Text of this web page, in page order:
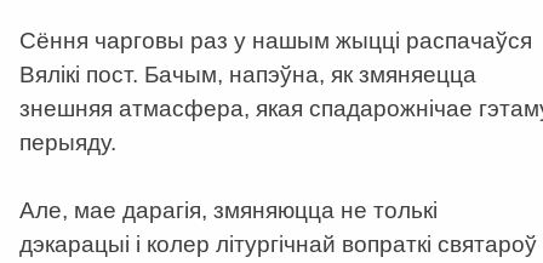
Сёння чарговы раз у нашым жыцці распачаўся
Вялікі пост. Бачым, напэўна, як змяняецца
знешняя атмасфера, якая спадарожнічае
перыяду.
Але, мае дарагія, змяняюцца не толькі
дэкарацыі і колер літургічнай вопраткі святароў